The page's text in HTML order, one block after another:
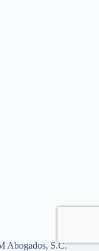
Abogados, S.C.